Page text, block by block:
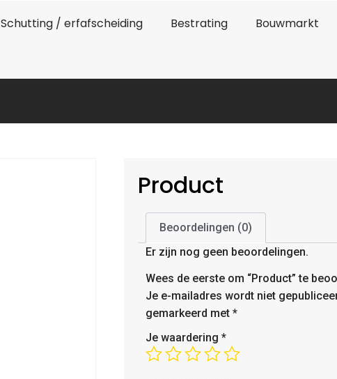
Schutting / erfafscheiding Bestrating
Bouwmarkt
Product
Beoordelingen (0)
Er zijn nog geen beoordelingen.
Wees de eerste om “Product” te
Je e-mailadres wordt niet
gemarkeerd met *
Je waardering *